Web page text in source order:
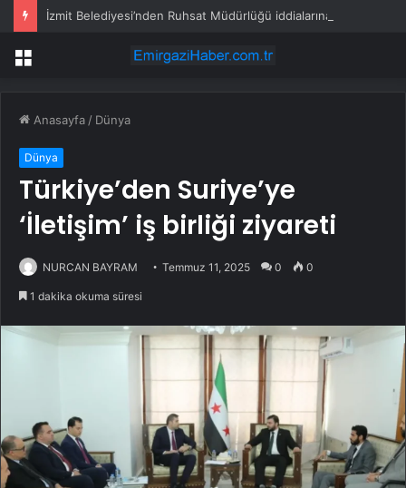
Menü
Anasayfa / Dünya
Dünya
Türkiye’den Suriye’ye
‘İletişim’ iş birliği ziyareti
NURCAN BAYRAM Temmuz 11, 2025 0 0
1 dakika okuma süresi